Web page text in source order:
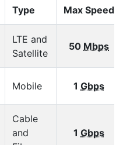
Type Max Speed
LTE and
Satellite
50 Mbps
Mobile 1 Gbps
Cable
and
1 Gbps